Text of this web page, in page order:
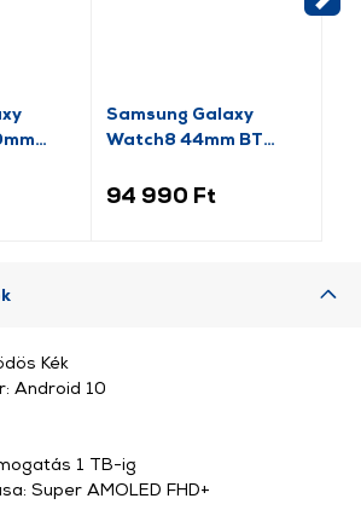
Samsung Galaxy
Watch8 44mm BT
94 990 Ft
Kék
Android 10
1 TB-ig
Super AMOLED FHD+